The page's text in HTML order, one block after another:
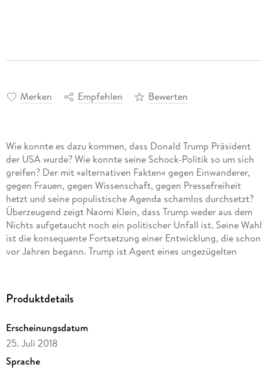
Merken Empfehlen Bewerten
Wie konnte es dazu kommen, dass Donald Trump Präsident
der USA wurde? Wie konnte seine Schock-Politik so um sich
greifen? Der mit »alternativen Fakten« gegen Einwanderer,
gegen Frauen, gegen Wissenschaft, gegen Pressefreiheit
hetzt und seine populistische Agenda schamlos durchsetzt?
Überzeugend zeigt Naomi Klein, dass Trump weder aus dem
Nichts aufgetaucht noch ein politischer Unfall ist. Seine Wahl
ist die konsequente Fortsetzung einer Entwicklung, die schon
vor Jahren begann. Trump ist Agent eines ungezügelten
man ihn als Marke betrachtet immer zielt er darauf, seinen
entwickelt die bekannte Aktivistin und Bestsellerautorin
Naomi Klein aber auch eine ganz konkrete, optimistische
Strategie des neuen Widerstands. Denn ein »Nein« allein
reicht nicht aus.
Produktdetails
Erscheinungsdatum
25. Juli 2018
Sprache